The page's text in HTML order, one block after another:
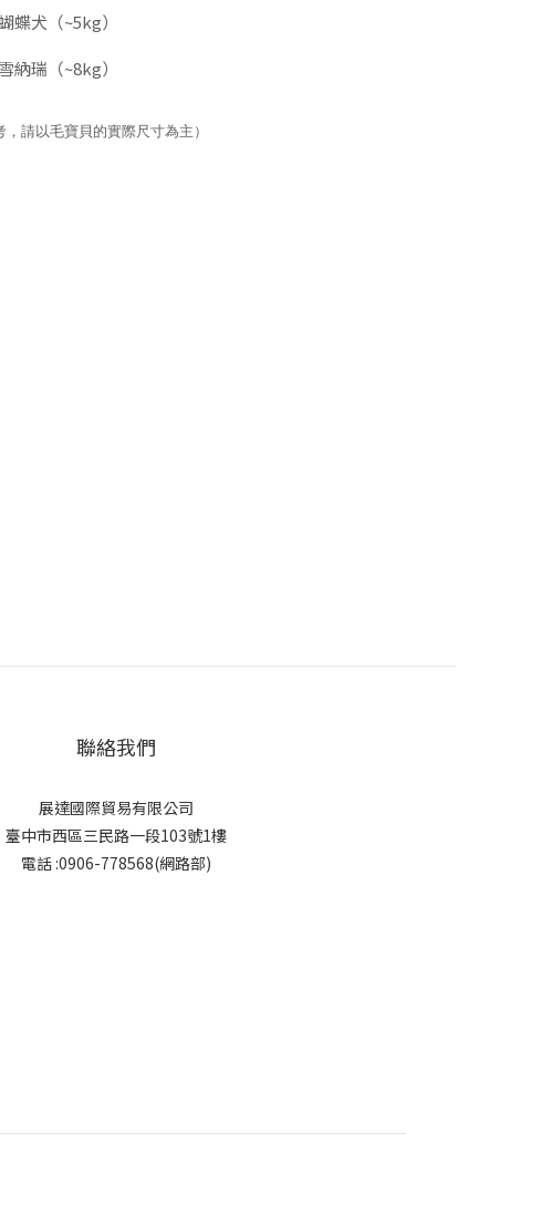
蝶犬（~5kg）
納瑞（~8kg）
請以毛寶貝的實際尺寸為主）
聯絡我們
展達國際貿易有限公司
臺中市西區三民路一段103號1樓
電話 :0906-778568(網路部)